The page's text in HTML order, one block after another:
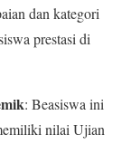
dan kategori
prestasi di
: Beasiswa ini
nilai Ujian